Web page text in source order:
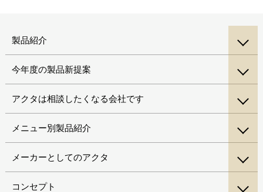
製品紹介
今年度の製品新提案
アクタは相談したくなる会社です
メニュー別製品紹介
メーカーとしてのアクタ
コンセプト